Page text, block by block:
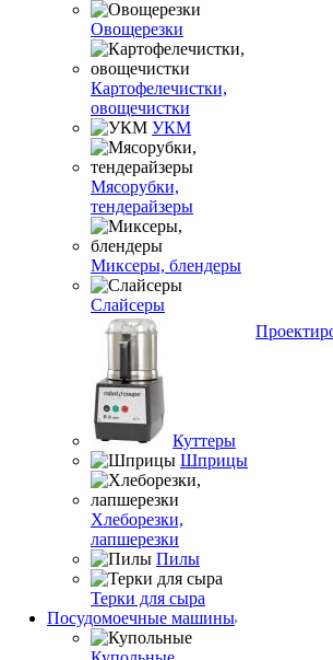
Овощерезки
Картофелечистки,
овощечистки
УКМ
Мясорубки,
тендерайзеры
Миксеры, блендеры
Слайсеры
Куттеры
Шприцы
Хлеборезки,
лапшерезки
Пилы
Терки для сыра
Посудомоечные машины